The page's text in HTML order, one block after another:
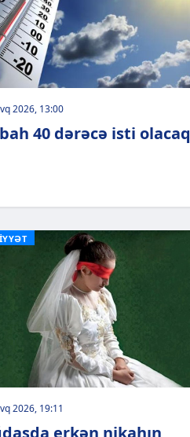
2026, 13:00
40 dərəcə isti olacaq
2026, 19:11
erkən nikahın